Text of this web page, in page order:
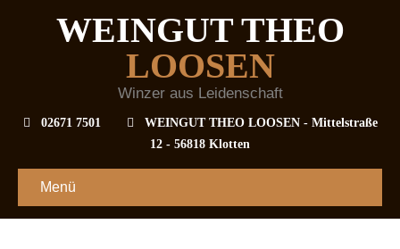
WEINGUT THEO
LOOSEN
Winzer aus Leidenschaft
02671 7501
WEINGUT THEO LOOSEN - Mittelstraße
12 - 56818 Klotten
Menü